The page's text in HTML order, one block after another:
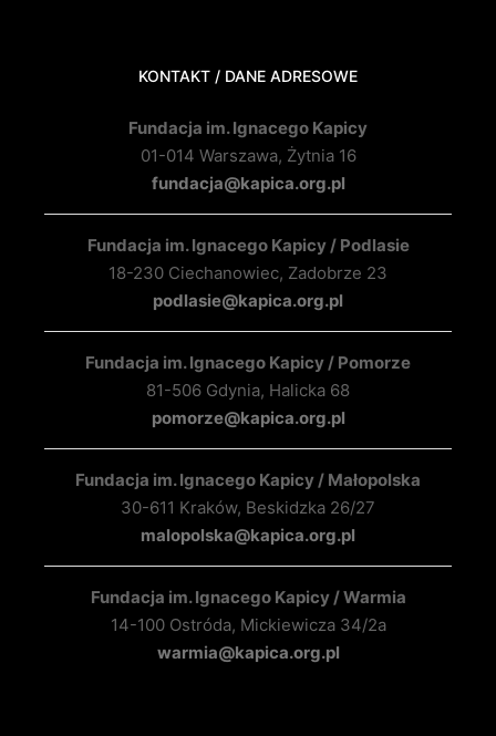
KONTAKT / DANE ADRESOWE
Fundacja im. Ignacego Kapicy
01-014 Warszawa, Żytnia 16
fundacja@kapica.org.pl
Fundacja im. Ignacego Kapicy / Podlasie
18-230 Ciechanowiec, Zadobrze 23
podlasie@kapica.org.pl
Fundacja im. Ignacego Kapicy / Pomorze
81-506 Gdynia, Halicka 68
pomorze@kapica.org.pl
Fundacja im. Ignacego Kapicy / Małopolska
30-611 Kraków, Beskidzka 26/27
malopolska@kapica.org.pl
Fundacja im. Ignacego Kapicy / Warmia
14-100 Ostróda, Mickiewicza 34/2a
warmia@kapica.org.pl